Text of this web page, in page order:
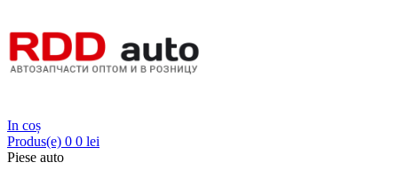
In coș
Produs(e) 0 0 lei
Piese auto